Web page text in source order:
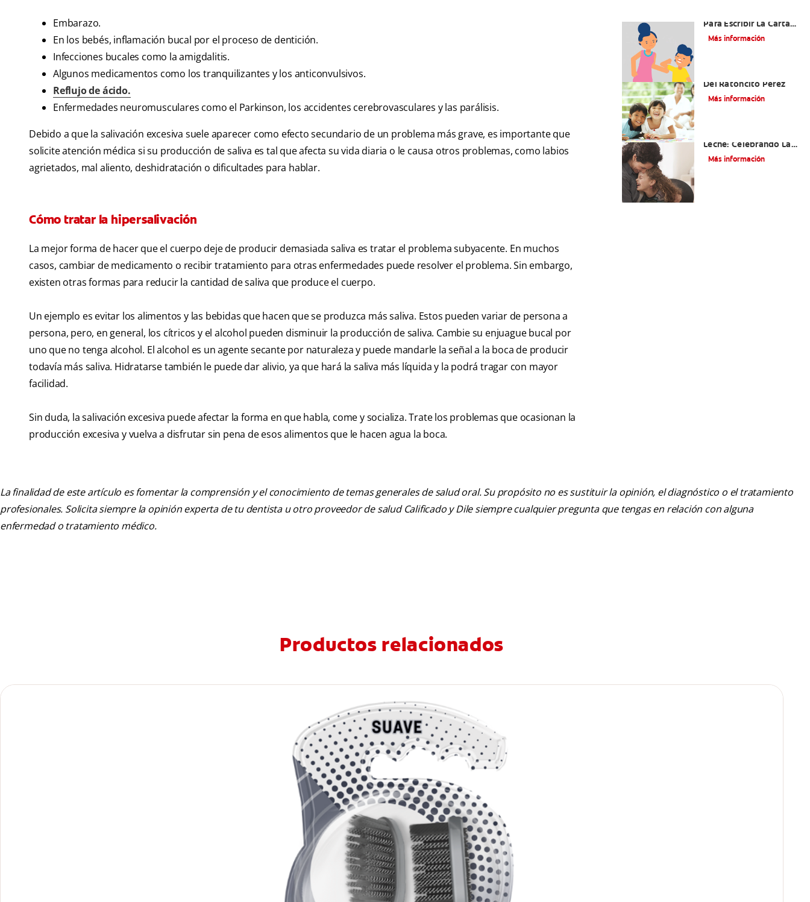
Embarazo.
En los bebés, inflamación bucal por el proceso de dentición.
Infecciones bucales como la amigdalitis.
Algunos medicamentos como los tranquilizantes y los anticonvulsivos.
Reflujo de ácido.
Enfermedades neuromusculares como el Parkinson, los accidentes cerebrovasculares y las parálisis.
Debido a que la salivación excesiva suele aparecer como efecto secundario de un problema más grave, es importante que
solicite atención médica si su producción de saliva es tal que afecta su vida diaria o le causa otros problemas, como labios
agrietados, mal aliento, deshidratación o dificultades para hablar.
Cómo tratar la hipersalivación
La mejor forma de hacer que el cuerpo deje de producir demasiada saliva es tratar el problema subyacente. En muchos
casos, cambiar de medicamento o recibir tratamiento para otras enfermedades puede resolver el problema. Sin embargo,
existen otras formas para reducir la cantidad de saliva que produce el cuerpo.
Un ejemplo es evitar los alimentos y las bebidas que hacen que se produzca más saliva. Estos pueden variar de persona a
persona, pero, en general, los cítricos y el alcohol pueden disminuir la producción de saliva. Cambie su enjuague bucal por
uno que no tenga alcohol. El alcohol es un agente secante por naturaleza y puede mandarle la señal a la boca de producir
todavía más saliva. Hidratarse también le puede dar alivio, ya que hará la saliva más líquida y la podrá tragar con mayor
facilidad.
Sin duda, la salivación excesiva puede afectar la forma en que habla, come y socializa. Trate los problemas que ocasionan la
producción excesiva y vuelva a disfrutar sin pena de esos alimentos que le hacen agua la boca.
Para Escribir La Carta
Al Ratón Pérez Y
Más información
Del Ratoncito Pérez
Más información
Leche: Celebrando La
Última Visita Del
Más información
La finalidad de este artículo es fomentar la comprensión y el conocimiento de temas generales de salud oral. Su propósito no es sustituir la opinión, el diagnóstico o el tratamiento
profesionales. Solicita siempre la opinión experta de tu dentista u otro proveedor de salud Calificado y Dile siempre cualquier pregunta que tengas en relación con alguna
enfermedad o tratamiento médico.
Productos relacionados